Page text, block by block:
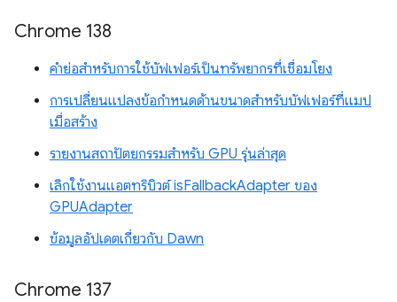
Chrome 138
คำย่อสำหรับการใช้บัฟเฟอร์เป็นทรัพยากรที่เชื่อมโยง
การเปลี่ยนแปลงข้อกำหนดด้านขนาดสำหรับบัฟเฟอร์ที่แมป
เมื่อสร้าง
รายงานสถาปัตยกรรมสำหรับ GPU รุ่นล่าสุด
เลิกใช้งานแอตทริบิวต์ isFallbackAdapter ของ
GPUAdapter
ข้อมูลอัปเดตเกี่ยวกับ Dawn
Chrome 137